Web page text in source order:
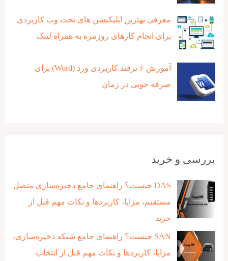
معرفی بهترین اپلیکیشن های تحت وب کاربردی
برای انجام کارهای روزمره به همراه لینک
آموزش ۶ ترفند کاربردی ورد (Word) برای
صرفه جویی در زمان
بررسی و خرید
DAS چیست؟ راهنمای جامع ذخیره‌سازی متصل
مستقیم، مزایا، کاربردها و نکات مهم قبل از
خرید
SAN چیست؟ راهنمای جامع شبکه ذخیره‌سازی،
مزایا، کاربردها و نکات مهم قبل از انتخاب